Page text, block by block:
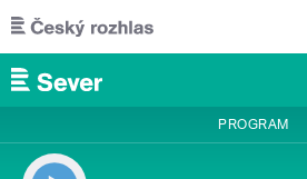
Přejít k hlavnímu obsahu
PROGRAM